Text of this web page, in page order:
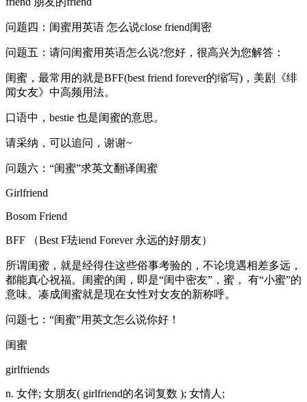
问题四：闺蜜用英语 怎么说close friend闺密
问题五：请问闺蜜用英语怎么说?您好，很高兴为您解答：
闺蜜，最常用的就是BFF(best friend forever的缩写)，美剧《绯
闻女友》中高频用法。
口语中，bestie 也是闺蜜的意思。
请采纳，可以追问，谢谢~
问题六：“闺蜜”求英文翻译闺蜜
Girlfriend
Bosom Friend
BFF （Best F珐iend Forever 永远的好朋友）
所谓闺蜜，就是经得住这些俗事考验的，不论境遇相差多远，
都能真心祝福。闺蜜的闺，即是“闺中密友”，蜜， 有“小蜜”的
意味。凑成闺蜜就是现在女性对女友的新称呼。
问题七：“闺蜜”用英文怎么说你好！
闺蜜
girlfriends
n. 女伴; 女朋友( girlfriend的名词复数 ); 女情人;